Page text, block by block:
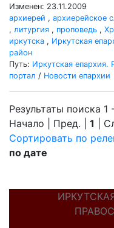
Изменен: 23.11.2009
архиерей , архиерейское
, литургия , проповедь ,
иркутска , Иркутская
район
Путь: Иркутская епархия.
портал / Новости епархии
Результаты поиска 1
Начало | Пред. | 1 |
Сортировать по
по дате